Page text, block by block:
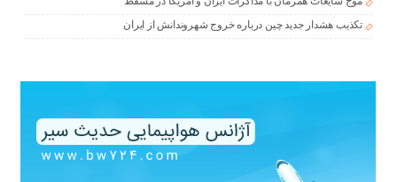
تکذیب هشدار جدید چین درباره خروج شهروندانش از ایران